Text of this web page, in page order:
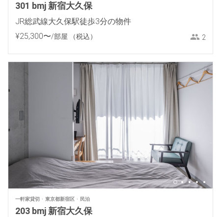
301 bmj 新宿大久保
JR総武線大久保駅徒歩3分の物件
¥25,300〜/部屋 （税込） 2
一軒家貸切 東京都新宿区 民泊
203 bmj 新宿大久保